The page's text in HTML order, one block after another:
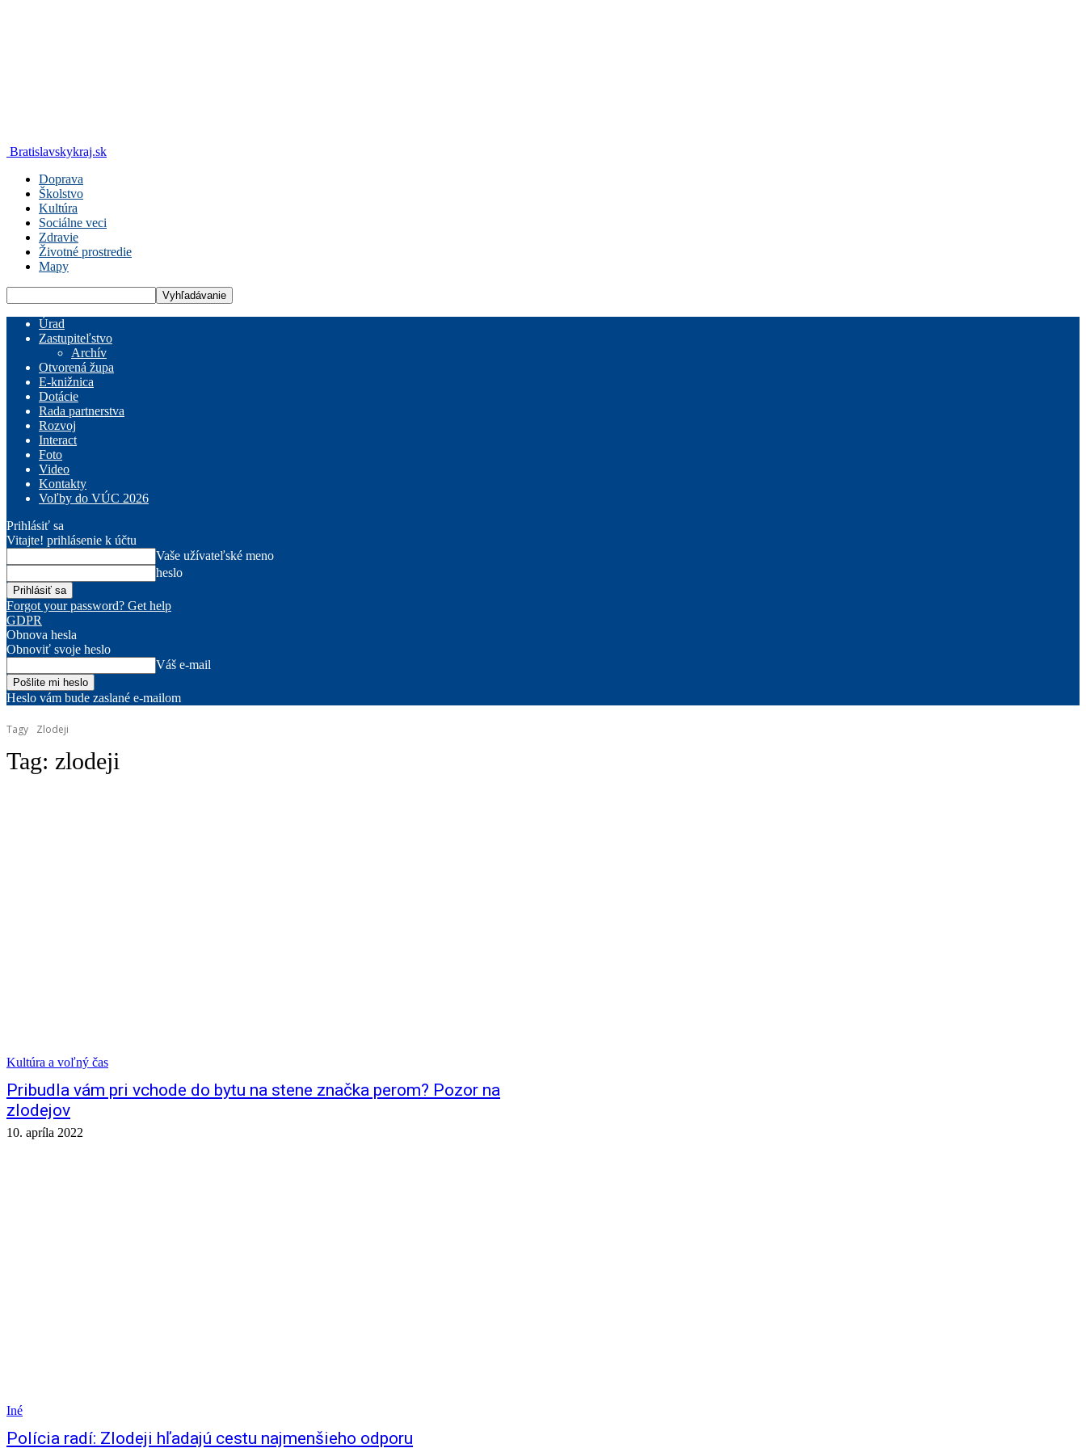
Bratislavskykraj.sk
Doprava
Školstvo
Kultúra
Sociálne veci
Zdravie
Životné prostredie
Mapy
Úrad
Zastupiteľstvo
Archív
Otvorená župa
E-knižnica
Dotácie
Rada partnerstva
Rozvoj
Interact
Foto
Video
Kontakty
Voľby do VÚC 2026
Prihlásiť sa
Vitajte! prihlásenie k účtu
Vaše užívateľské meno
heslo
Forgot your password? Get help
GDPR
Obnova hesla
Obnoviť svoje heslo
Váš e-mail
Heslo vám bude zaslané e-mailom
Tagy Zlodeji
Tag: zlodeji
Kultúra a voľný čas
Pribudla vám pri vchode do bytu na stene značka perom? Pozor na
zlodejov
10. apríla 2022
Iné
Polícia radí: Zlodeji hľadajú cestu najmenšieho odporu